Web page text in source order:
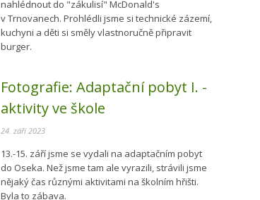
nahlédnout do "zákulisí" McDonald's
v Trnovanech. Prohlédli jsme si technické zázemí,
kuchyni a děti si směly vlastnoručně připravit
burger.
Fotografie: Adaptační pobyt I. -
aktivity ve škole
24. září 2023
13.-15. září jsme se vydali na adaptačním pobyt
do Oseka. Než jsme tam ale vyrazili, strávili jsme
nějaký čas různými aktivitami na školním hřišti.
Byla to zábava.